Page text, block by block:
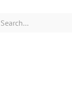
Search